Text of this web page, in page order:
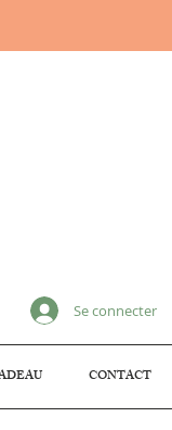
Se connecter
CONTACT